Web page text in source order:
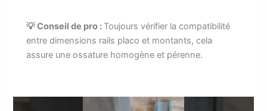
💡 Conseil de pro : Toujours vérifier la compatibilité
entre dimensions rails placo et montants, cela
assure une ossature homogène et pérenne.